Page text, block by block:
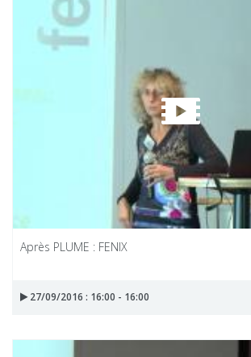
Après PLUME : FENIX
27/09/2016 : 16:00 - 16:00